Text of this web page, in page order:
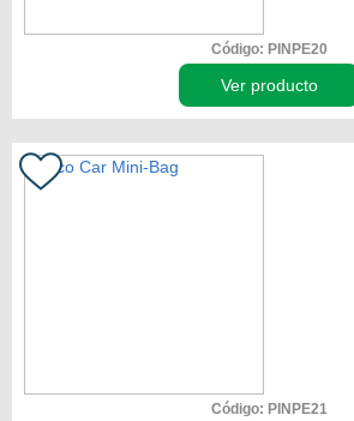
Código: PINPE20
Ver producto
Código: PINPE21